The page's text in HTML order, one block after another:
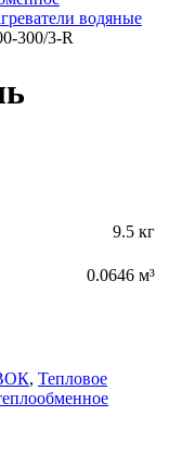
водяные
300/3-R
9.5 кг
0.0646 м³
, Тепловое